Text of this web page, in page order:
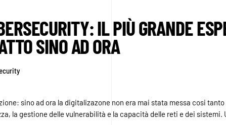
IL PIÙ GRANDE
SINO AD ORA
sino ad ora la digitalizazone non era mai stata messa cosi
la gestione delle vulnerabilità e la capacità delle reti e dei